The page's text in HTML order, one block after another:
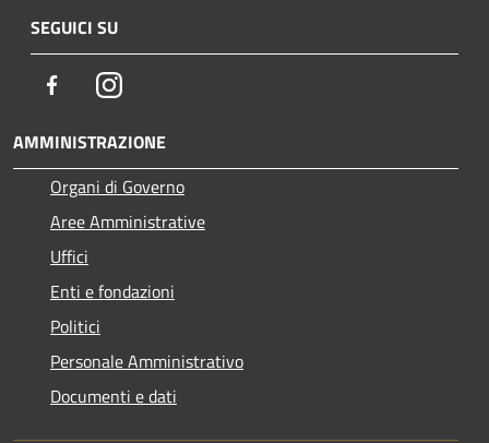
SEGUICI SU
FacebookInstagram
AMMINISTRAZIONE
Organi di Governo
Aree Amministrative
Uffici
Enti e fondazioni
Politici
Personale Amministrativo
Documenti e dati